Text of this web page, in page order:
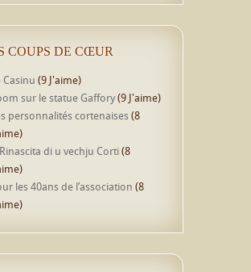
COUPS DE CŒUR
Casinu (9 J'aime)
sur le statue Gaffory(9 J'aime)
personnalités cortenaises (8
di u vechju Corti(8
les 40ans de l’association (8